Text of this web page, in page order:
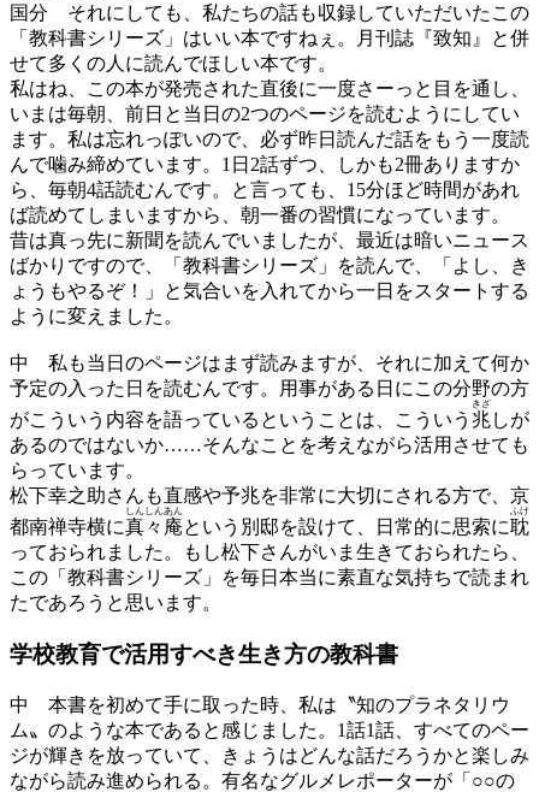
国分 それにしても、私たちの話も収録していただいたこの
「教科書シリーズ」はいい本ですねぇ。月刊誌『致知』と併
せて多くの人に読んでほしい本です。
私はね、この本が発売された直後に一度さーっと目を通し、
いまは毎朝、前日と当日の2つのページを読むようにしてい
ます。私は忘れっぽいので、必ず昨日読んだ話をもう一度読
んで噛み締めています。1日2話ずつ、しかも2冊ありますか
ら、毎朝4話読むんです。と言っても、15分ほど時間があれ
ば読めてしまいますから、朝一番の習慣になっています。
昔は真っ先に新聞を読んでいましたが、最近は暗いニュース
ばかりですので、「教科書シリーズ」を読んで、「よし、き
ょうもやるぞ！」と気合いを入れてから一日をスタートする
ように変えました。
中
私も当日のページはまず読みますが、それに加えて何か
予定の入った日を読むんです。用事がある日にこの分野の方
がこういう内容を語っているということは、こういう 兆
きざ
しが
あるのではないか……そんなことを考えながら活用させても
らっています。
松下幸之助さんも直感や予兆を非常に大切にされる方で、京
都南禅寺横に真
しん
々
しん
庵
あん
という別邸を設けて、日常的に思索に耽
ふけ
っておられました。もし松下さんがいま生きておられたら、
この「教科書シリーズ」を毎日本当に素直な気持ちで読まれ
たであろうと思います。
学校教育で活用すべき生き方の教科書
中
本書を初めて手に取った時、私は〝知のプラネタリウ
ム〟のような本であると感じました。1話1話、すべてのペー
ジが輝きを放っていて、きょうはどんな話だろうかと楽しみ
ながら読み進められる。有名なグルメレポーターが「○○の